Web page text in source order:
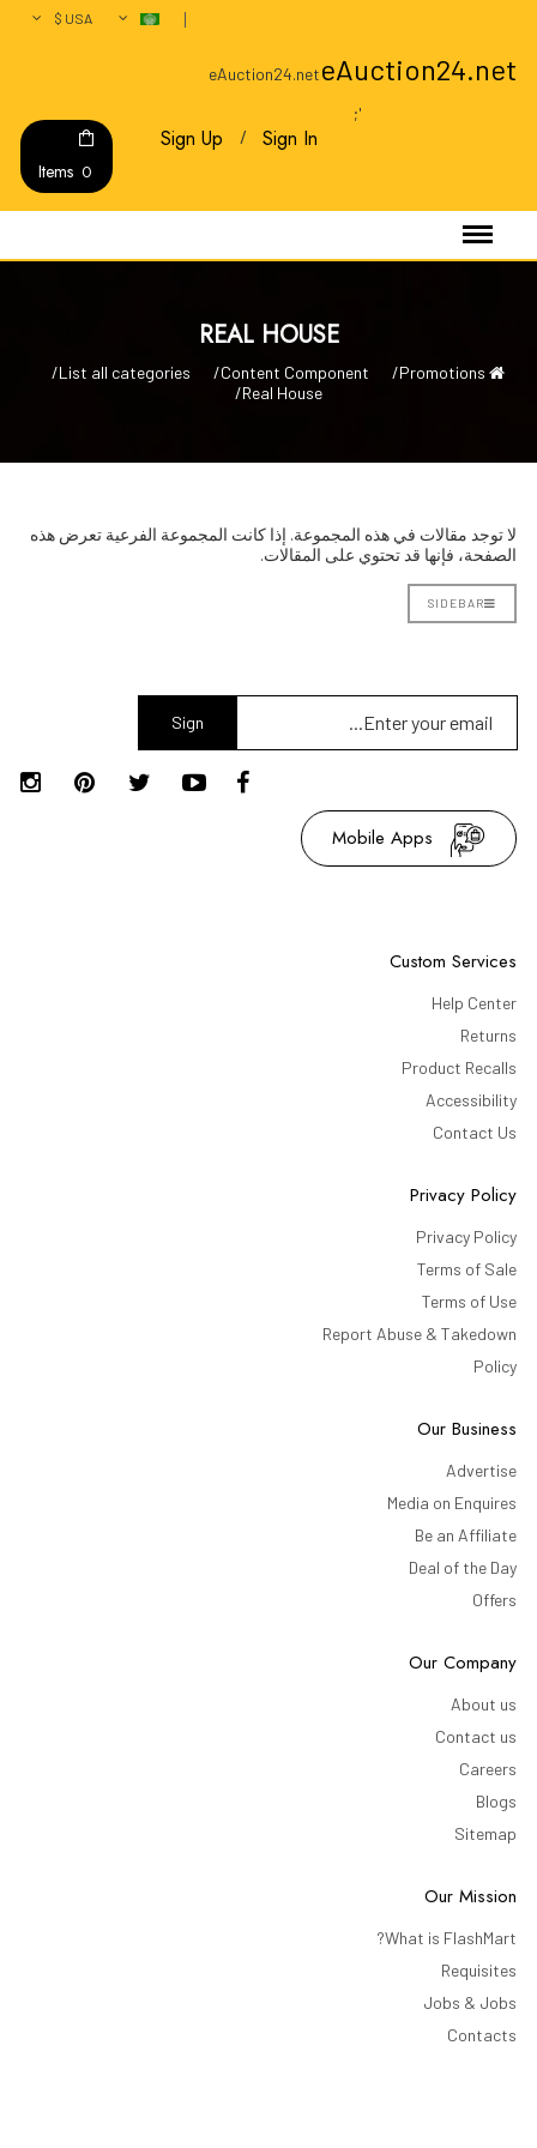
USA $
eAuction24.net
eAuction24.net
';
Sign In
Sign Up
0
REAL HOUSE
Promotions
Content Component
List all categories
Real House
لا توجد مقالات في هذه المجموعة. إذا كانت المجموعة الفرعية تعرض هذه
الصفحة، فإنها قد تحتوي على المقالات.
SIDEBAR
Sign
Up
Mobile Apps
Custom Services
Help Center
Returns
Product Recalls
Accessibility
Contact Us
Privacy Policy
Privacy Policy
Terms of Sale
Terms of Use
Report Abuse & Takedown
Policy
Our Business
Advertise
Media on Enquires
Be an Affiliate
Deal of the Day
Offers
Our Company
About us
Contact us
Careers
Blogs
Sitemap
Our Mission
What is FlashMart?
Requisites
Jobs & Jobs
Contacts